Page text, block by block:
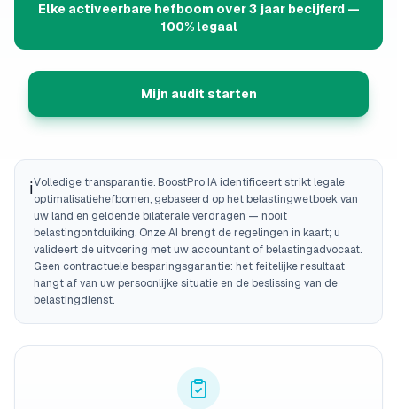
Elke activeerbare hefboom over 3 jaar becijferd —
100% legaal
Mijn audit starten
ℹ️Volledige transparantie. BoostPro IA identificeert strikt legale
optimalisatiehefbomen, gebaseerd op het belastingwetboek van
uw land en geldende bilaterale verdragen — nooit
belastingontduiking. Onze AI brengt de regelingen in kaart; u
valideert de uitvoering met uw accountant of belastingadvocaat.
Geen contractuele besparingsgarantie: het feitelijke resultaat
hangt af van uw persoonlijke situatie en de beslissing van de
belastingdienst.